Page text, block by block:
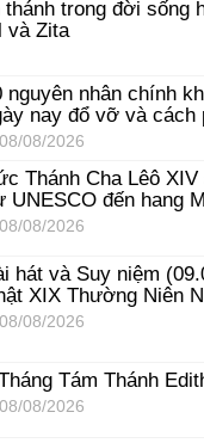
thánh trong đời sống
và Zita
nguyên nhân chính
nay đổ vỡ và cách
08/08/2026
Thánh Cha Lêô XIV
UNESCO đến hang
08/08/2026
hát và Suy niệm
XIX Thường Niên
08/08/2026
Tám Thánh
08/08/2026